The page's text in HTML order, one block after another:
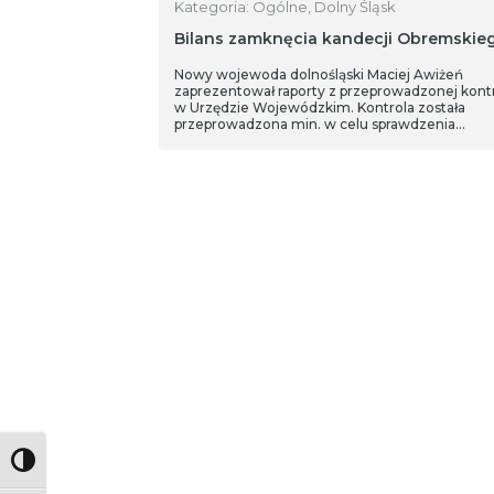
Toggle High Contrast
Kategoria: Ogólne, Dolny Śląsk
Bilans zamknęcia kandecji
Nowy wojewoda dolnośląski Maciej Awiżeń
zaprezentował raporty z przeprowadzonej
w Urzędzie Wojewódzkim. Kontrola została
przeprowadzona min. w celu sprawdzenia